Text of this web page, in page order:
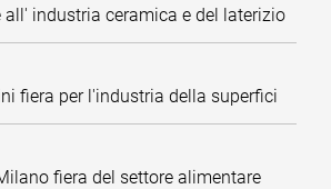
all' industria ceramica e del laterizio
fiera per l'industria della superfici
fiera del settore alimentare